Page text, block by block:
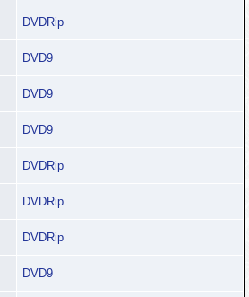
DVDRip
DVD9
DVD9
DVD9
DVDRip
DVDRip
DVDRip
DVD9